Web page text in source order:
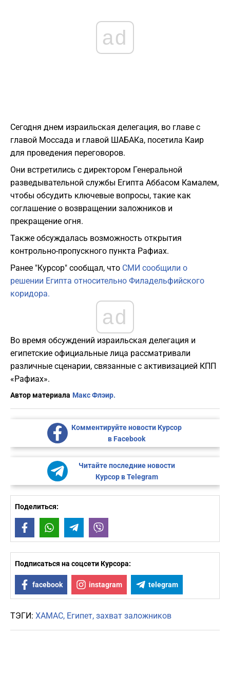
ad
Сегодня днем израильская делегация, во главе с
главой Моссада и главой ШАБАКа, посетила Каир
для проведения переговоров.
Они встретились с директором Генеральной
разведывательной службы Египта Аббасом Камалем,
чтобы обсудить ключевые вопросы, такие как
соглашение о возвращении заложников и
прекращение огня.
Также обсуждалась возможность открытия
контрольно-пропускного пункта Рафиах.
Ранее "Курсор" сообщал, что СМИ сообщили о
решении Египта относительно Филадельфийского
коридора.
ad
Во время обсуждений израильская делегация и
египетские официальные лица рассматривали
различные сценарии, связанные с активизацией КПП
«Рафиах».
Автор материала Макс Флэир.
Комментируйте новости Курсор
в Facebook
Читайте последние новости
Курсор в Telegram
Поделиться:
FacebookWhatsAppTelegram
Подписаться на соцсети Курсора:
facebook instagram telegram
ТЭГИ: ХАМАС Египет захват заложников